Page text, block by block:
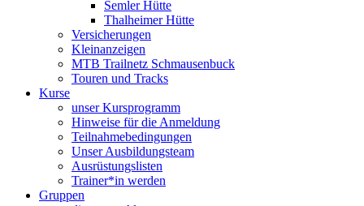
Semler Hütte
Thalheimer Hütte
Versicherungen
Kleinanzeigen
MTB Trailnetz Schmausenbuck
Touren und Tracks
Kurse
unser Kursprogramm
Hinweise für die Anmeldung
Teilnahmebedingungen
Unser Ausbildungsteam
Ausrüstungslisten
Trainer*in werden
Gruppen